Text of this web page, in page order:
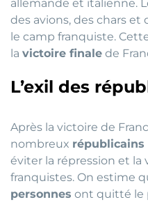
allemande et italienne.
des avions, des chars
le camp franquiste.
la victoire finale de
L’exil des
Après la victoire de
nombreux républicains
éviter la répression et la
franquistes. On estime
personnes ont quitté le